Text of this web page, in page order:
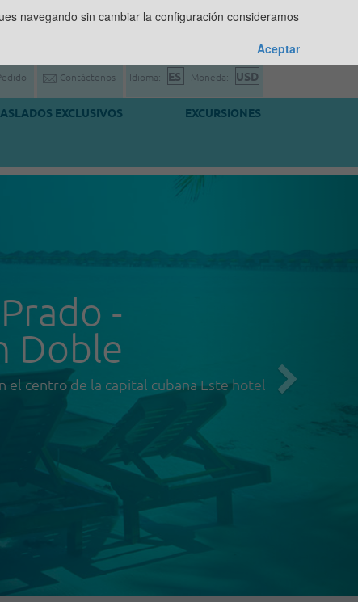
Contáctenos Idioma: Moneda:
EXCLUSIVOS EXCURSIONES
-
Doble
el centro de la capital cubana Este hotel
navegando sin cambiar la configuración consideramos
Aceptar